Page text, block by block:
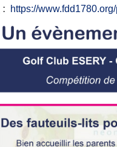
: https://